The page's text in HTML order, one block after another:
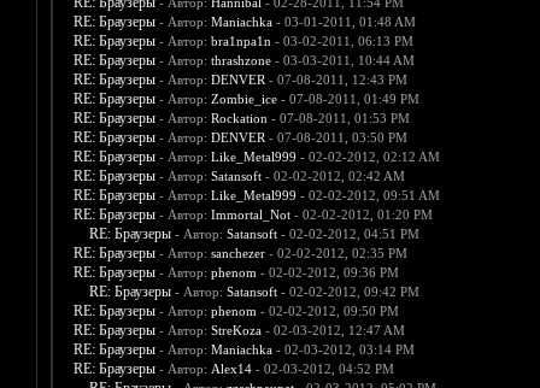
RE: Браузеры - Автор: Maniachka- 03-01-2011, 01:48 AM
RE: Браузеры - Автор: bra1npa1n - 03-02-2011, 06:13 PM
RE: Браузеры - Автор: thrashzone- 03-03-2011, 10:44 AM
RE: Браузеры - Автор: DENVER - 07-08-2011, 12:43 PM
RE: Браузеры - Автор: Zombie_ice- 07-08-2011, 01:49 PM
RE: Браузеры - Автор: Rockation - 07-08-2011, 01:53 PM
RE: Браузеры - Автор: DENVER - 07-08-2011, 03:50 PM
RE: Браузеры - Автор: Like_Metal999 - 02-02-2012, 02:12 AM
RE: Браузеры - Автор: Satansoft- 02-02-2012, 02:42 AM
RE: Браузеры - Автор: Like_Metal999 - 02-02-2012, 09:51 AM
RE: Браузеры - Автор: Immortal_Not- 02-02-2012, 01:20 PM
RE: Браузеры - Автор: Satansoft- 02-02-2012, 04:51 PM
RE: Браузеры - Автор: sanchezer- 02-02-2012, 02:35 PM
RE: Браузеры - Автор: phenom - 02-02-2012, 09:36 PM
RE: Браузеры - Автор: Satansoft- 02-02-2012, 09:42 PM
RE: Браузеры - Автор: phenom - 02-02-2012, 09:50 PM
RE: Браузеры - Автор: StreKoza- 02-03-2012, 12:47 AM
RE: Браузеры - Автор: Maniachka- 02-03-2012, 03:14 PM
RE: Браузеры - Автор: Alex14- 02-03-2012, 04:52 PM